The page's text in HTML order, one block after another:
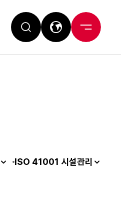
ISO 41001 시설관리